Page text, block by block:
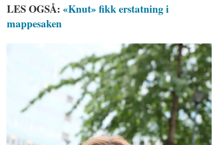
LES OGSÅ:«Knut» fikk erstatning i
mappesaken